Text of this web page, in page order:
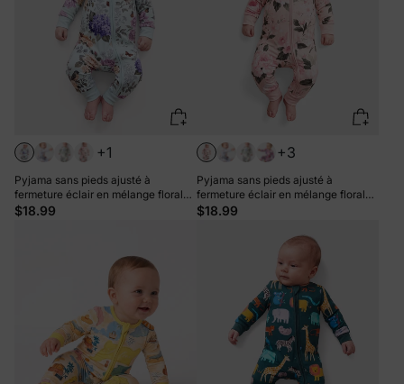
+1
Pyjama sans pieds ajusté à
fermeture éclair en mélange floral
neutre en bambou pour bébé, vert
$18.99
+3
Pyjama sans pieds ajusté à
fermeture éclair en mélange floral
neutre en bambou pour bébé, rose
$18.99